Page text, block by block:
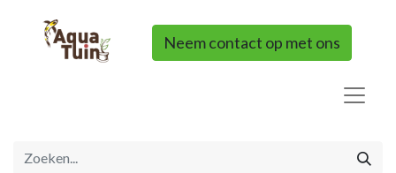
Neem contact op met ons